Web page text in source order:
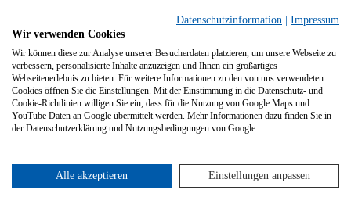
Leistungen
VLB kennenlernen
Für Selfpublisher
Für Dienstleister
Datenschutzinformation
Impressum
Wir verwenden Cookies
Wir können diese zur Analyse unserer Besucherdaten platzieren, um unsere Webseite zu
verbessern, personalisierte Inhalte anzuzeigen und Ihnen ein großartiges
Webseitenerlebnis zu bieten. Für weitere Informationen zu den von uns verwendeten
Cookies öffnen Sie die Einstellungen. Mit der Einstimmung in die Datenschutz- und
Cookie-Richtlinien willigen Sie ein, dass für die Nutzung von Google Maps und
YouTube Daten an Google übermittelt werden. Mehr Informationen dazu finden Sie in
der Datenschutzerklärung und Nutzungsbedingungen von Google.
Alle akzeptieren Einstellungen anpassen